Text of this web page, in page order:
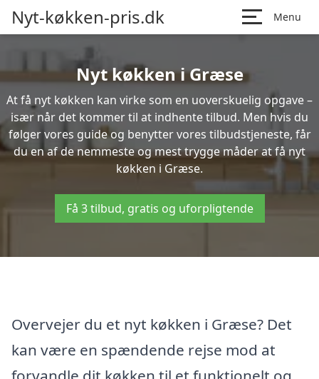
Nyt-køkken-pris.dk Menu
Nyt køkken i Græse
At få nyt køkken kan virke som en uoverskuelig opgave –
især når det kommer til at indhente tilbud. Men hvis du
følger vores guide og benytter vores tilbudstjeneste, får
du en af de nemmeste og mest trygge måder at få nyt
køkken i Græse.
Få 3 tilbud, gratis og uforpligtende
Overvejer du et nyt køkken i Græse? Det
kan være en spændende rejse mod at